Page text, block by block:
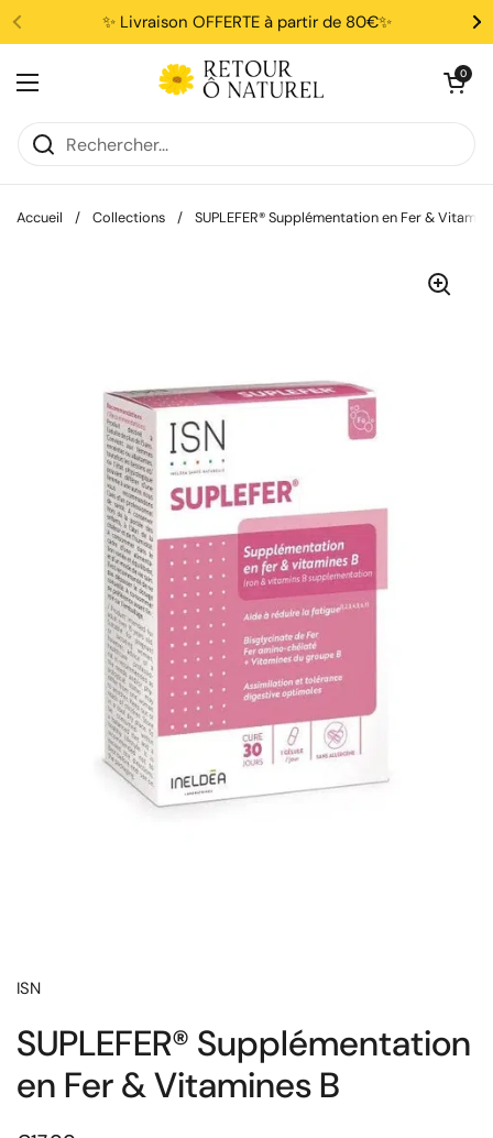
Passer au contenu✨ Livraison OFFERTE à partir de 80€✨
Ouvrir le menu
Ouvrir le
0
Accueil / Collections / SUPLEFER® Supplémentation en Fer &
ISN
SUPLEFER® Supplémentation
en Fer & Vitamines B